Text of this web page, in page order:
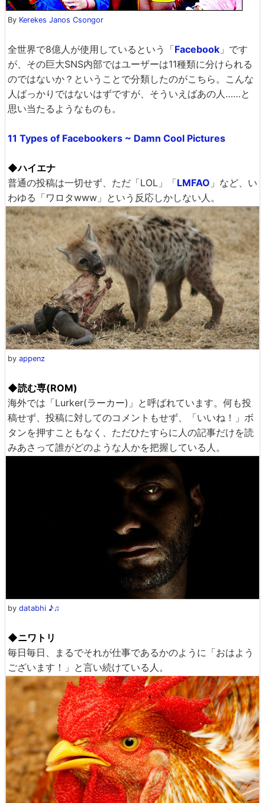
By Kerekes Janos Csongor
全世界で8億人が使用しているという「Facebook 」です
が、その巨大SNS内部ではユーザーは11種類に分けられる
のではないか？ということで分類したのがこちら。こんな
人ばっかりではないはずですが、そういえばあの人……と
思い当たるようなものも。
11 Types of Facebookers ~ Damn Cool Pictures
◆ハイエナ
普通の投稿は一切せず、ただ「LOL」「LMFAO 」など、い
わゆる「ワロタwww」という反応しかしない人。
by appenz
◆読む専(ROM)
海外では「Lurker(ラーカー)」と呼ばれています。何も投
稿せず、投稿に対してのコメントもせず、「いいね！」ボ
タンを押すこともなく、ただひたすらに人の記事だけを読
みあさって誰がどのような人かを把握している人。
by databhi ♪♫
◆ニワトリ
毎日毎日、まるでそれが仕事であるかのように「おはよう
ございます！」と言い続けている人。